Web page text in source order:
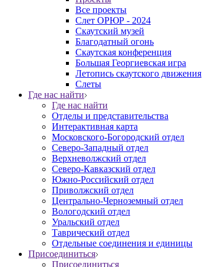
Все проекты
Слет ОРЮР - 2024
Скаутский музей
Благодатный огонь
Cкаутская конференция
Большая Георгиевская игра
Летопись скаутского движения
Слеты
Где нас найти
Где нас найти
Отделы и представительства
Интерактивная карта
Московского-Богородский отдел
Северо-Западный отдел
Верхневолжский отдел
Северо-Кавказский отдел
Южно-Российский отдел
Приволжский отдел
Центрально-Черноземный отдел
Вологодский отдел
Уральский отдел
Таврический отдел
Отдельные соединения и единицы
Присоединиться
Присоединиться